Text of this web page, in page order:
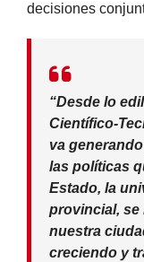
decisiones
“Desde lo
Científico-
va
las políticas
Estado, la
provincial, se
nuestra
creciendo y